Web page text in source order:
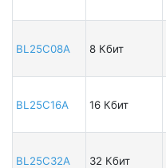
BL25C08A 8 Кбит
BL25C16A 16 Кбит
BL25C32A 32 Кбит